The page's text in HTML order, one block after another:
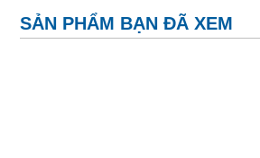
SẢN PHẨM BẠN ĐÃ XEM